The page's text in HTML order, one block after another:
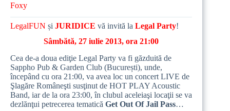
Foxy
LegalFUN și JURIDICE vă invită la Legal Party!
Sâmbătă, 27 iulie 2013, ora 21:00
Cea de-a doua ediţie Legal Party va fi găzduită de
Sappho Pub & Garden Club (București), unde,
începând cu ora 21:00, va avea loc un concert LIVE de
Şlagăre Româneşti susţinut de HOT PLAY Acoustic
Band, iar de la ora 23:00, în clubul aceleiaşi locaţii se va
dezlănţui petrecerea tematică Get Out Of Jail Pass…